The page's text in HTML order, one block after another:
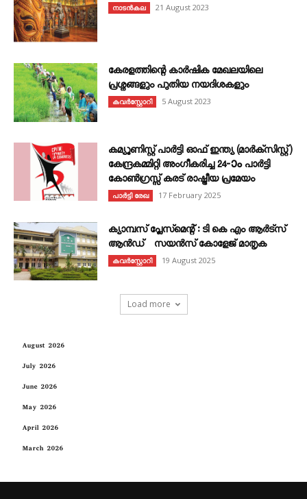
നാടൻകല 21 August 2023
കേരളത്തിന്റെ കാർഷിക മേഖലയിലെ
പ്രശ്നങ്ങളും പുതിയ നയദിശകളും
കവര്‍സ്റ്റോറി 5 August 2023
കമ്യൂണിസ്റ്റ് പാർട്ടി ഓഫ് ഇന്ത്യ (മാർക്സിസ്റ്റ്)
കേന്ദ്രകമ്മിറ്റി അംഗീകരിച്ച 24‐ാം പാർട്ടി
കോൺഗ്രസ്സ് കരട് രാഷ്ട്രീയ പ്രമേയം
പാർട്ടി രേഖ 17 February 2025
ക്യാമ്പസ് പ്ലേസ്മെന്റ് : ടി കെ എം ആർട്സ്
ആൻഡ് സയൻസ് കോളേജ് മാതൃക
കവര്‍സ്റ്റോറി 19 August 2025
Load more
August 2026
July 2026
June 2026
May 2026
April 2026
March 2026